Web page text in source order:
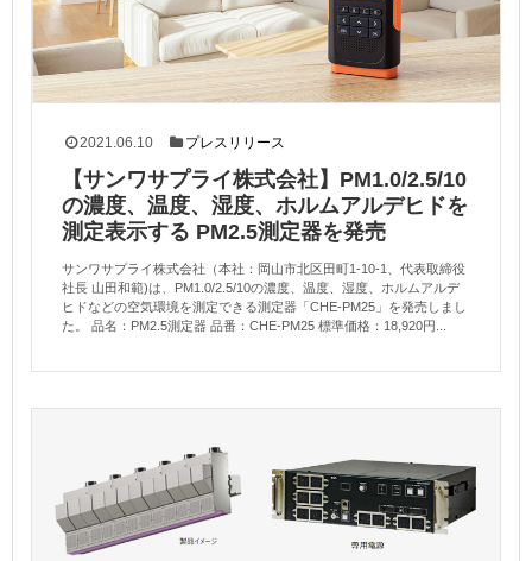
2021.06.10 プレスリリース
【サンワサプライ株式会社】PM1.0/2.5/10
の濃度、温度、湿度、ホルムアルデヒドを
測定表示する PM2.5測定器を発売
サンワサプライ株式会社（本社：岡山市北区田町1-10-1、代表取締役
社長 山田和範)は、PM1.0/2.5/10の濃度、温度、湿度、ホルムアルデ
ヒドなどの空気環境を測定できる測定器「CHE-PM25」を発売しまし
た。 品名：PM2.5測定器 品番：CHE-PM25 標準価格：18,920円...